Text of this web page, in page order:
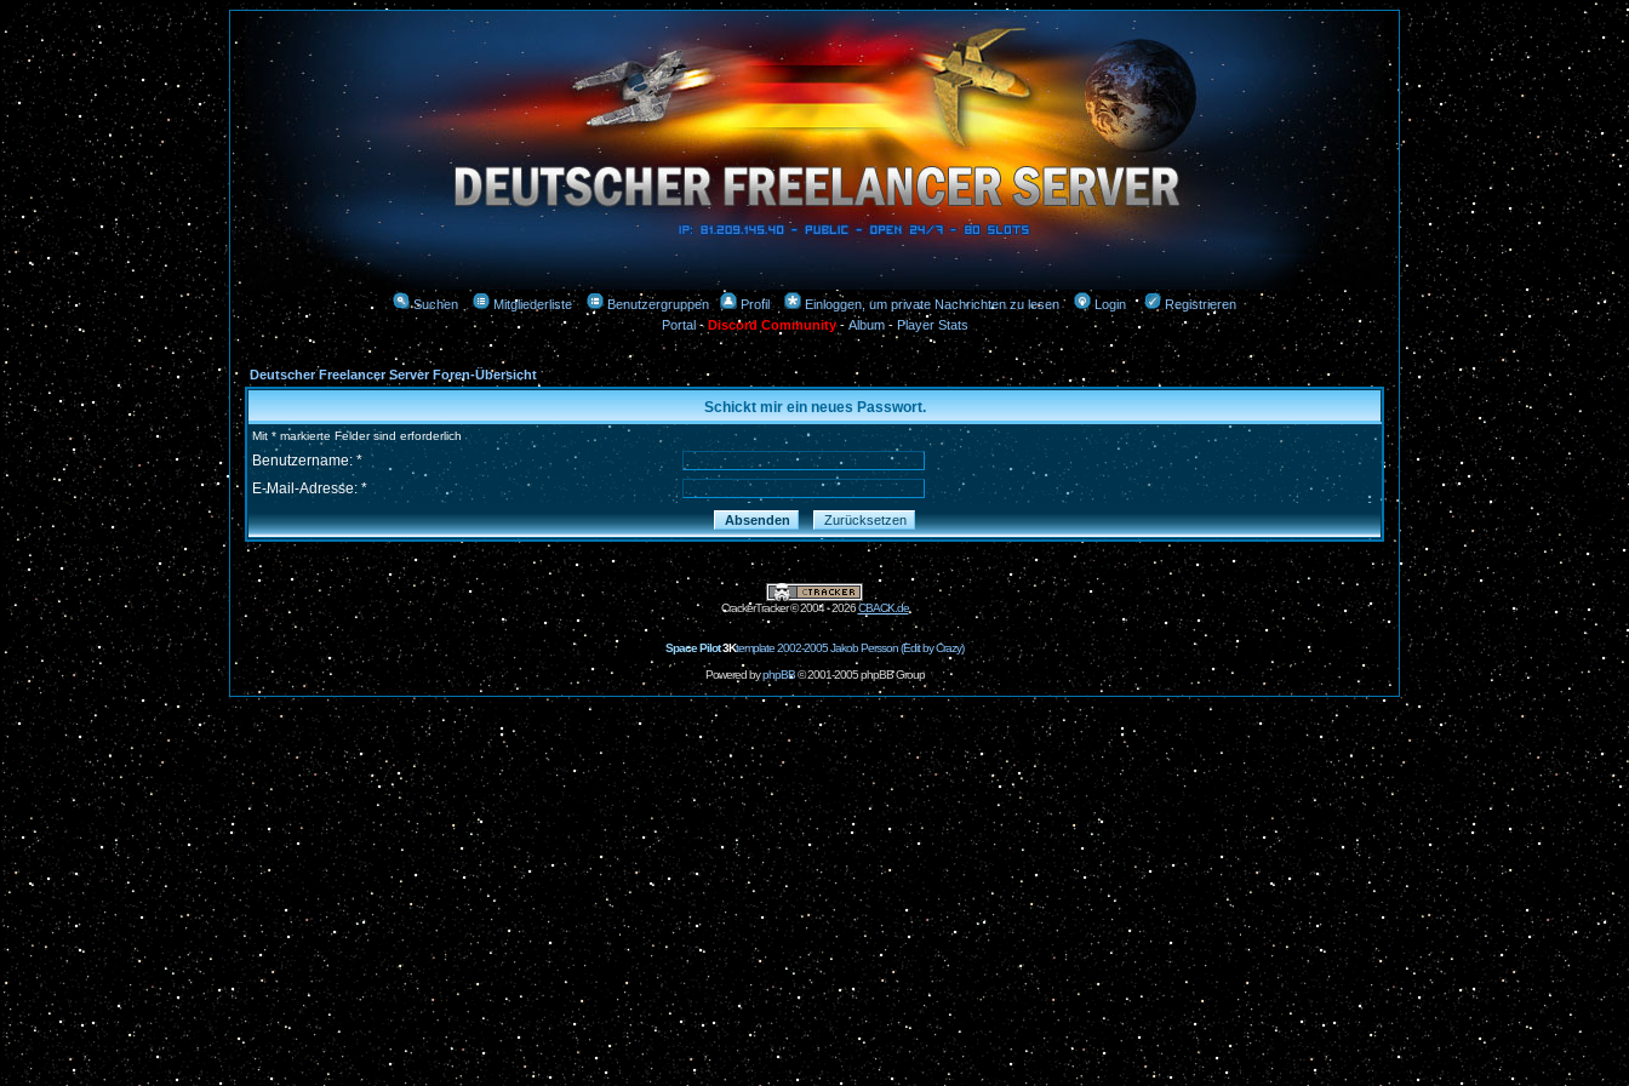
Suchen Mitgliederliste Benutzergruppen Profil Einloggen, um private Nachrichten zu lesen Login
Registrieren
Portal-Discord Community- Album- Player Stats
Deutscher Freelancer Server Foren-Übersicht
Schickt mir ein neues Passwort.
Mit * markierte Felder sind erforderlich
Benutzername: *
E-Mail-Adresse: *
CrackerTracker © 2004 - 2026CBACK.de
Space Pilot3Ktemplate 2002-2005 Jakob Persson (Edit by Crazy)
Powered byphpBB© 2001-2005 phpBB Group